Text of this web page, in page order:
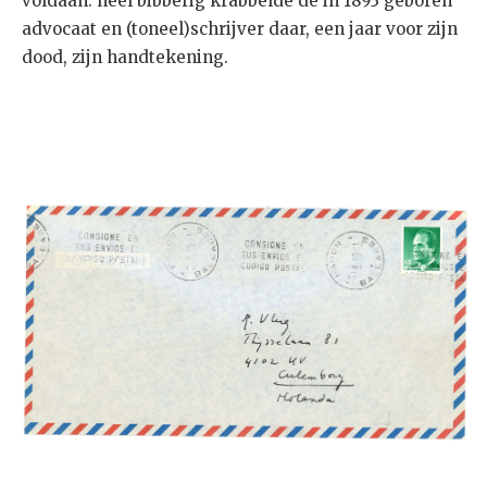
advocaat en (toneel)schrijver daar, een jaar voor zijn
dood, zijn handtekening.